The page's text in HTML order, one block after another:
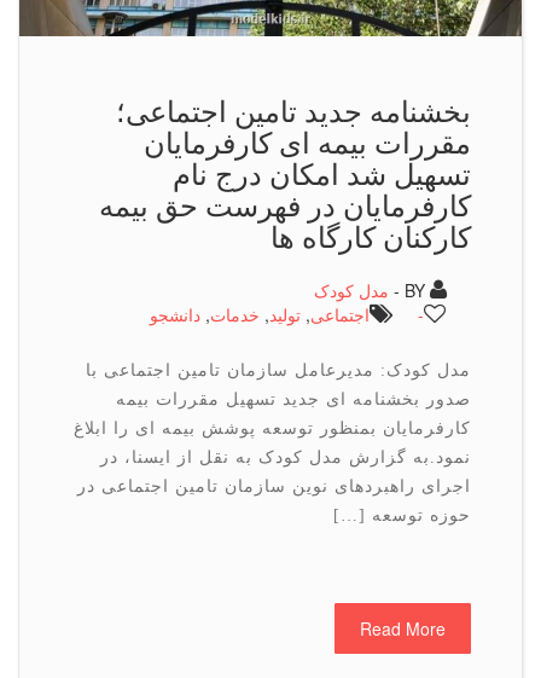
بخشنامه جدید تامین اجتماعی؛
مقررات بیمه ای كارفرمایان
تسهیل شد امکان درج نام
کارفرمایان در فهرست حق بیمه
کارکنان کارگاه ها
مدل کودک
اجتماعی,تولید,خدمات, دانشجو
مدل کودک: مدیرعامل سازمان تامین اجتماعی با
صدور بخشنامه ای جدید تسهیل مقررات بیمه
کارفرمایان بمنظور توسعه پوشش بیمه ای را ابلاغ
نمود.به گزارش مدل کودک به نقل از ایسنا، در
اجرای راهبردهای نوین سازمان تامین اجتماعی در
حوزه توسعه […]
Read More